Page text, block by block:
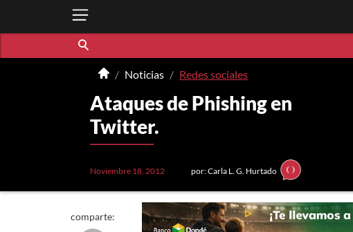
Noticias Redes sociales
Ataques de Phishing en
Twitter.
Noviembre 18, 2012 por: Carla L. G. Hurtado
comparte: